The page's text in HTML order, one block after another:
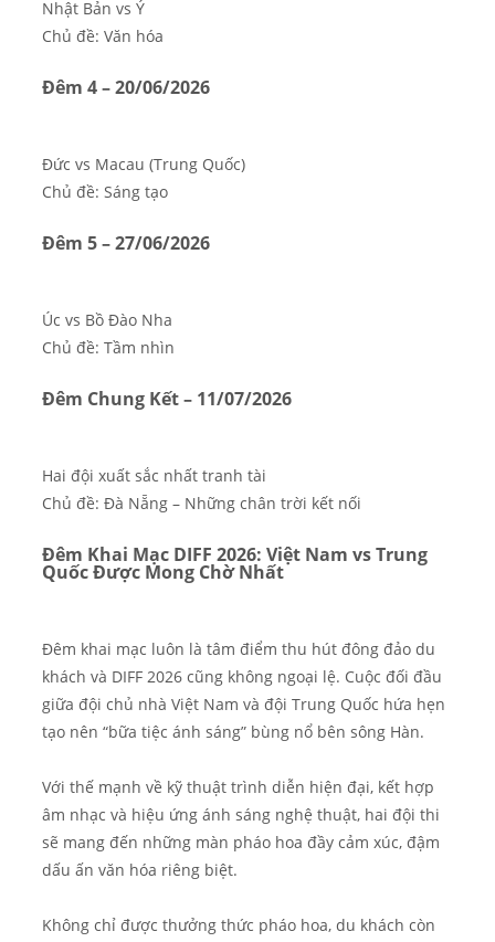
Nhật Bản vs Ý
Chủ đề: Văn hóa
Đêm 4 – 20/06/2026
Đức vs Macau (Trung Quốc)
Chủ đề: Sáng tạo
Đêm 5 – 27/06/2026
Úc vs Bồ Đào Nha
Chủ đề: Tầm nhìn
Đêm Chung Kết – 11/07/2026
Hai đội xuất sắc nhất tranh tài
Chủ đề: Đà Nẵng – Những chân trời kết nối
Đêm Khai Mạc DIFF 2026: Việt Nam vs Trung
Quốc Được Mong Chờ Nhất
Đêm khai mạc luôn là tâm điểm thu hút đông đảo du
khách và DIFF 2026 cũng không ngoại lệ. Cuộc đối đầu
giữa đội chủ nhà Việt Nam và đội Trung Quốc hứa hẹn
tạo nên “bữa tiệc ánh sáng” bùng nổ bên sông Hàn.
Với thế mạnh về kỹ thuật trình diễn hiện đại, kết hợp
âm nhạc và hiệu ứng ánh sáng nghệ thuật, hai đội thi
sẽ mang đến những màn pháo hoa đầy cảm xúc, đậm
dấu ấn văn hóa riêng biệt.
Không chỉ được thưởng thức pháo hoa, du khách còn